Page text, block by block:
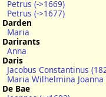
Petrus (->1669)
Petrus (->1677)
Darden
Maria
Darirants
Anna
Daris
Jacobus Constantinus
Maria Wilhelmina
De Bae